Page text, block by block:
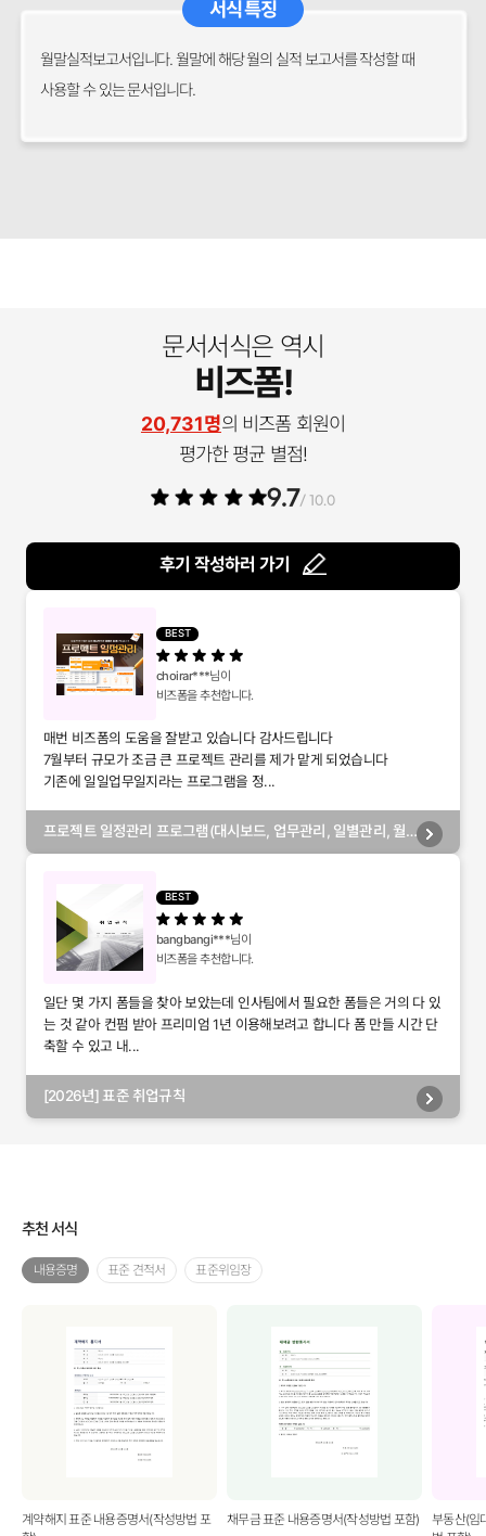
서식 특징
월말실적보고서입니다. 월말에 해당 월의 실적 보고서를 작성할 때
사용할 수 있는 문서입니다.
문서서식은 역시
비즈폼!
20,731명의 비즈폼 회원이
평가한 평균 별점!
9.7/ 10.0
후기 작성하러 가기
BEST
choirar***님이
비즈폼을 추천합니다.
매번 비즈폼의 도움을 잘받고 있습니다 감사드립니다
7월부터 규모가 조금 큰 프로젝트 관리를 제가 맡게 되었습니다
기존에 일일업무일지라는 프로그램을 정...
프로젝트 일정관리 프로그램(대시보드, 업무관리, 일별관리, 월
BEST
bangbangi***님이
비즈폼을 추천합니다.
일단 몇 가지 폼들을 찾아 보았는데 인사팀에서 필요한 폼들은 거의 다 있
는 것 같아 컨펌 받아 프리미엄 1년 이용해보려고 합니다 폼 만들 시간 단
축할 수 있고 내...
[2026년] 표준 취업규칙
추천 서식
내용증명 표준 견적서 표준위임장
계약해지 표준 내용증명서(작성방법 포
채무금 표준 내용증명서(작성방법 포함)
부동산(임